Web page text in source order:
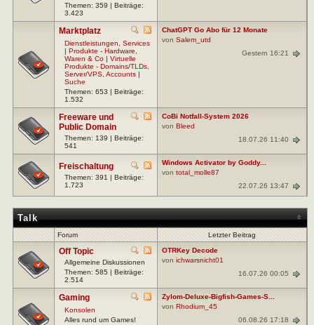
Themen: 359 | Beiträge:
3.423
Marktplatz
Dienstleistungen, Services
| Produkte - Hardware,
Waren & Co | Virtuelle
Produkte - Domains/TLDs,
Server/VPS, Accounts |
Suche
Themen: 653 | Beiträge:
1.532
ChatGPT Go Abo für 12 Monate
von Salem_utd
Gestern 16:21
Freeware und
Public Domain
Themen: 139 | Beiträge:
541
CoBi Notfall-System 2026
von Bleed
18.07.26 11:40
Freischaltung
Themen: 391 | Beiträge:
1.723
Windows Activator by Goddy...
von total_molle87
22.07.26 13:47
Talk
Forum Letzter Beitrag
Off Topic
Allgemeine Diskussionen
Themen: 585 | Beiträge:
2.514
OTRKey Decode
von ichwarsnicht01
16.07.26 00:05
Gaming
Konsolen
Alles rund um Games!
Zylom-Deluxe-Bigfish-Games-S...
von Rhodium_45
06.08.26 17:18